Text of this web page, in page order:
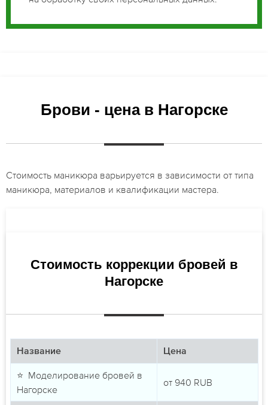
Брови - цена в Нагорске
Стоимость маникюра варьируется в зависимости от типа
маникюра, материалов и квалификации мастера.
Стоимость коррекции бровей в
Нагорске
Название Цена
⭐ Моделирование бровей в
Нагорске
от 940 RUB